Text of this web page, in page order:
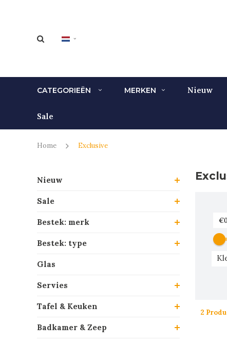
CATEGORIEËN MERKEN Nieuw
Sale
Home Exclusive
Nieuw
Sale
Bestek: merk
Bestek: type
Glas
Servies
Tafel & Keuken
Badkamer & Zeep
2